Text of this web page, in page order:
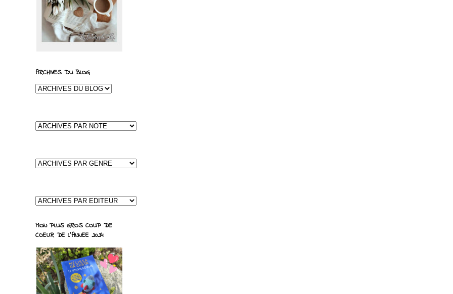
ARCHIVES DU BLOG
MON PLUS GROS COUP DE
COEUR DE L'ANNEE 2024